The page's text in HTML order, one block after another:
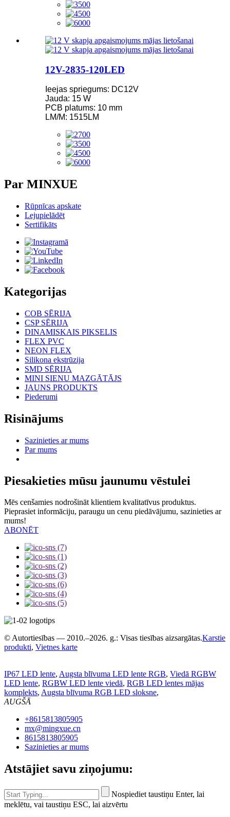
12V-2835-120LED
Ieejas spriegums: DC12V
Jauda: 15 W
PCB platums: 10 mm
LM/M: 1515LM
Par MINXUE
Rūpnīcas apskate
Lejupielādēt
Sertifikāts
Kategorijas
COB SĒRIJA
CSP SĒRIJA
DINAMISKAIS PIKSELIS
FLEX PVC
NEON FLEX
Silikona ekstrūzija
SMD SĒRIJA
MINI SIENU MAZGĀTĀJS
JAUNS PRODUKTS
Piederumi
Risinājums
Sazinieties ar mums
Par mums
Piesakieties mūsu jaunumu vēstulei
Mēs cenšamies nodrošināt klientiem kvalitatīvus produktus.
Pieprasiet informāciju, paraugu un cenu piedāvājumu, sazinieties ar
mums!
ABONĒT
© Autortiesības — 2010.–2026. g.: Visas tiesības aizsargātas.Karstie
produkti, Vietnes karte
IP67 LED lente, Augsta blīvuma LED lente RGB, Viedā RGBW
LED lente, RGBW LED lente viedā, RGB LED lentes mājas
komplekts, Augsta blīvuma RGB LED sloksne,
AUGŠĀ
+8615813805905
mx@mingxue.cn
8615813805905
Sazinieties ar mums
Atstājiet savu ziņojumu:
Nospiediet taustiņu Enter, lai
meklētu, vai taustiņu ESC, lai aizvērtu